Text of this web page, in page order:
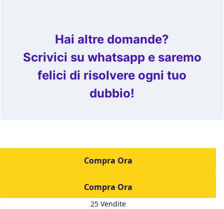
Hai altre domande?
Scrivici su whatsapp e saremo
felici di risolvere ogni tuo
dubbio!
Compra Ora
25 Vendite